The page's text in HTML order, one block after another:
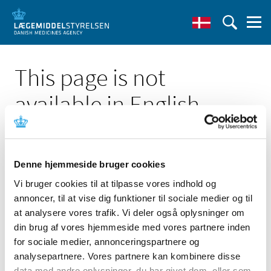
Denne hjemmeside bruger cookies
Vi bruger cookies til at tilpasse vores indhold og
annoncer, til at vise dig funktioner til sociale medier og til
at analysere vores trafik. Vi deler også oplysninger om
din brug af vores hjemmeside med vores partnere inden
for sociale medier, annonceringspartnere og
analysepartnere. Vores partnere kan kombinere disse
This page is not
available in English
Click here to see the Danish page 'IRMA TRUpoint CC/BG
Cartridges'
Go to English frontpage